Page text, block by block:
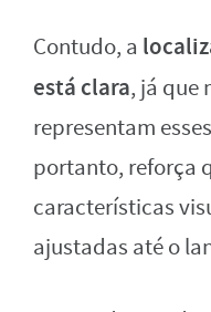
Contudo, a
está clara, já que
representam
portanto, reforça
características
ajustadas até o